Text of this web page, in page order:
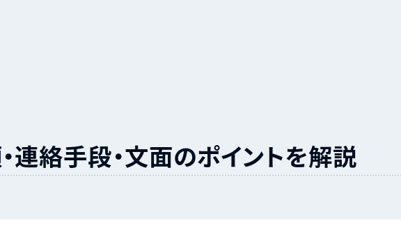
連絡手段・文面のポイントを解説